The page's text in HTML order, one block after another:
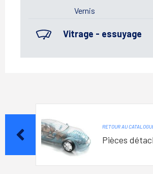
Vernis
Vitrage - essuyage
RETOUR AU
Pièces